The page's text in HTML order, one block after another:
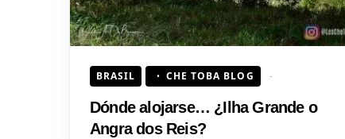
BRASIL CHE TOBA BLOG
Dónde alojarse… ¿Ilha Grande o
Angra dos Reis?